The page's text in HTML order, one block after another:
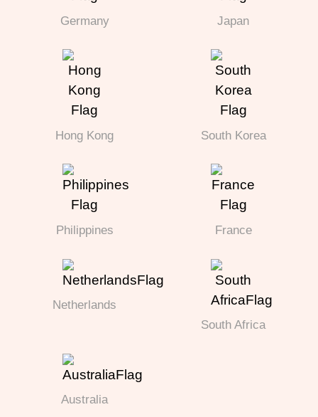
Germany Japan
Hong Kong South Korea
Philippines France
Netherlands
South Africa
Australia